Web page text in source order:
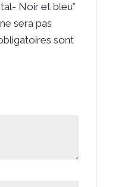
Noir et bleu”
sera pas
sont